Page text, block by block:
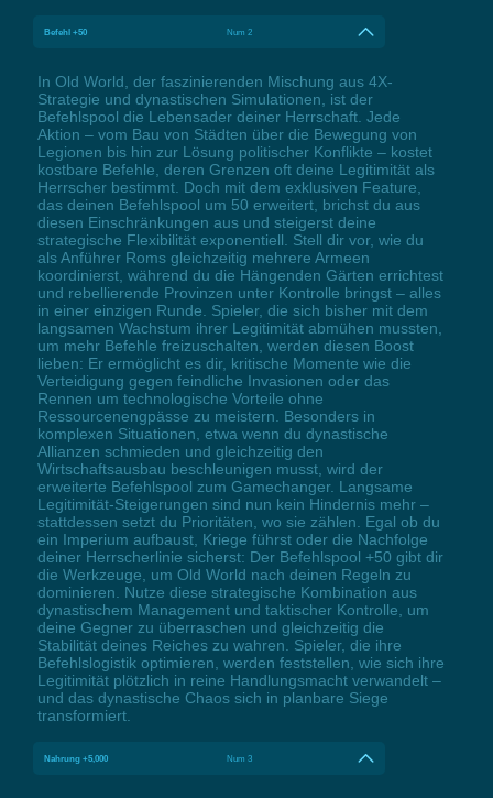
Befehl +50 Num 2
In Old World, der faszinierenden Mischung aus 4X-
Strategie und dynastischen Simulationen, ist der
Befehlspool die Lebensader deiner Herrschaft. Jede
Aktion – vom Bau von Städten über die Bewegung von
Legionen bis hin zur Lösung politischer Konflikte – kostet
kostbare Befehle, deren Grenzen oft deine Legitimität als
Herrscher bestimmt. Doch mit dem exklusiven Feature,
das deinen Befehlspool um 50 erweitert, brichst du aus
diesen Einschränkungen aus und steigerst deine
strategische Flexibilität exponentiell. Stell dir vor, wie du
als Anführer Roms gleichzeitig mehrere Armeen
koordinierst, während du die Hängenden Gärten errichtest
und rebellierende Provinzen unter Kontrolle bringst – alles
in einer einzigen Runde. Spieler, die sich bisher mit dem
langsamen Wachstum ihrer Legitimität abmühen mussten,
um mehr Befehle freizuschalten, werden diesen Boost
lieben: Er ermöglicht es dir, kritische Momente wie die
Verteidigung gegen feindliche Invasionen oder das
Rennen um technologische Vorteile ohne
Ressourcenengpässe zu meistern. Besonders in
komplexen Situationen, etwa wenn du dynastische
Allianzen schmieden und gleichzeitig den
Wirtschaftsausbau beschleunigen musst, wird der
erweiterte Befehlspool zum Gamechanger. Langsame
Legitimität-Steigerungen sind nun kein Hindernis mehr –
stattdessen setzt du Prioritäten, wo sie zählen. Egal ob du
ein Imperium aufbaust, Kriege führst oder die Nachfolge
deiner Herrscherlinie sicherst: Der Befehlspool +50 gibt dir
die Werkzeuge, um Old World nach deinen Regeln zu
dominieren. Nutze diese strategische Kombination aus
dynastischem Management und taktischer Kontrolle, um
deine Gegner zu überraschen und gleichzeitig die
Stabilität deines Reiches zu wahren. Spieler, die ihre
Befehlslogistik optimieren, werden feststellen, wie sich ihre
Legitimität plötzlich in reine Handlungsmacht verwandelt –
und das dynastische Chaos sich in planbare Siege
transformiert.
Nahrung +5,000 Num 3